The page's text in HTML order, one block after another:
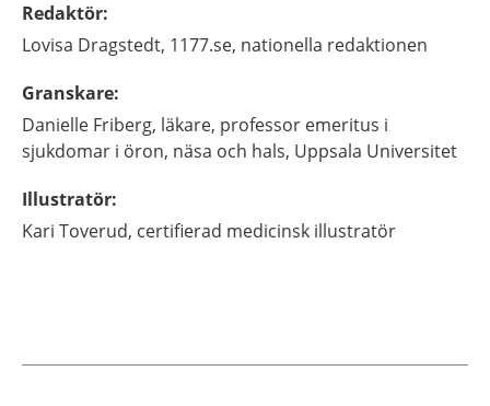
Redaktör:
Lovisa Dragstedt, 1177.se, nationella redaktionen
Granskare:
Danielle Friberg, läkare, professor emeritus i
sjukdomar i öron, näsa och hals, Uppsala Universitet
Illustratör:
Kari Toverud, certifierad medicinsk illustratör